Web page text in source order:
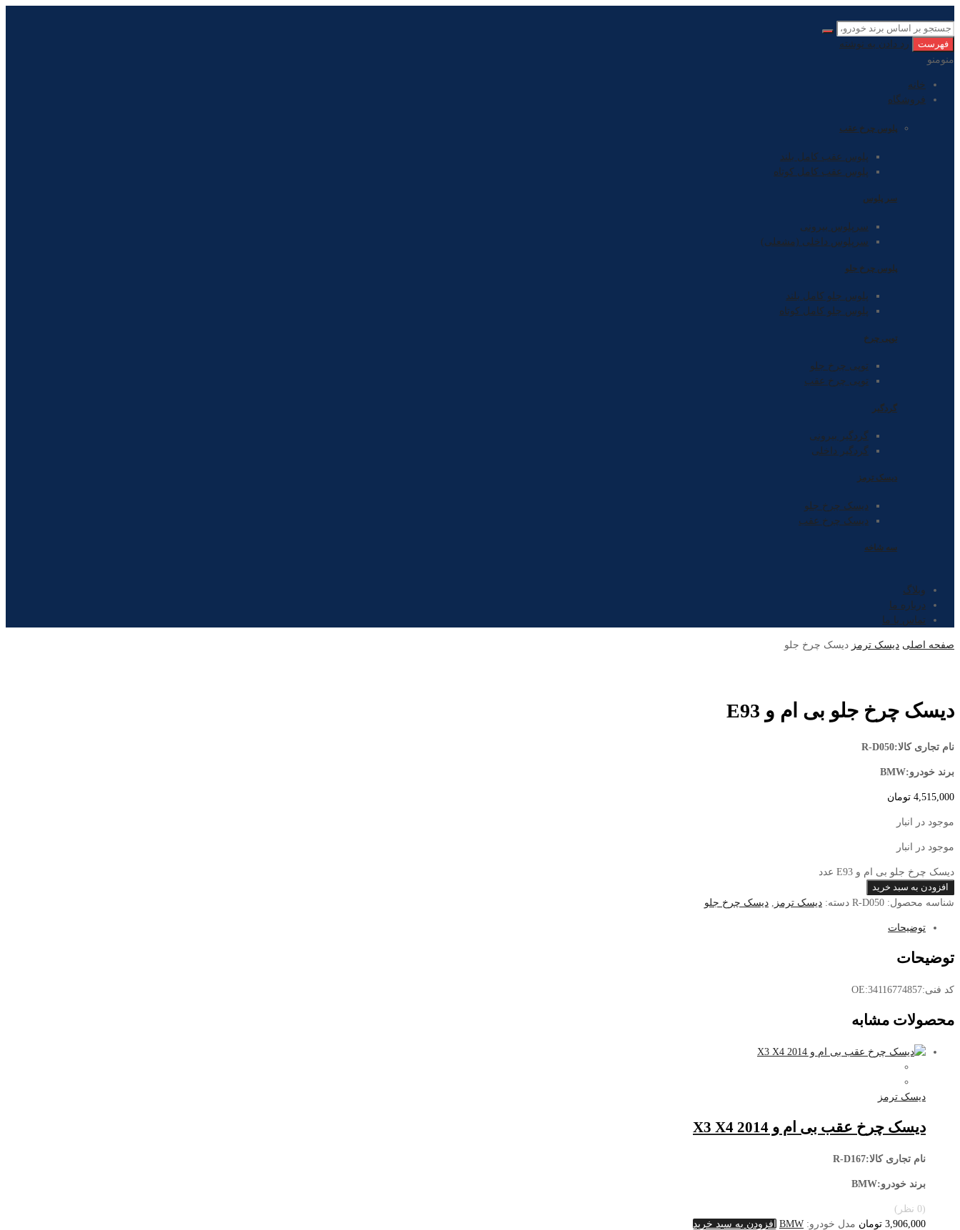
فهرست
رد دادن به نوشته
منومنو
خانه
فروشگاه
پلوس چرخ عقب
پلوس عقب کامل بلند
پلوس عقب کامل کوتاه
سر پلوس
سرپلوس بیرونی
سرپلوس داخلی (مشعلی)
پلوس چرخ جلو
پلوس جلو کامل بلند
پلوس جلو کامل کوتاه
توپی چرخ
توپی چرخ جلو
توپی چرخ عقب
گردگیر
گردگیر بیرونی
گردگیر داخلی
دیسک ترمز
دیسک چرخ جلو
دیسک چرخ عقب
سه شاخه
وبلاگ
درباره ما
تماس با ما
صفحه اصلی دیسک ترمز دیسک چرخ جلو
دیسک چرخ جلو بی ام و E93
نام تجاری کالا:R-D050
برند خودرو:BMW
4,515,000 تومان
موجود در انبار
موجود در انبار
دیسک چرخ جلو بی ام و E93 عدد
افزودن به سبد خرید
شناسه محصول: R-D050 دسته: دیسک ترمز دیسک چرخ جلو
توضیحات
توضیحات
کد فنی:OE:34116774857
محصولات مشابه
دیسک ترمز
دیسک چرخ عقب بی ام و 2014 X3 X4
نام تجاری کالا:R-D167
برند خودرو:BMW
(0 نظر)
3,906,000 تومان مدل خودرو: BMW افزودن به سبد خرید